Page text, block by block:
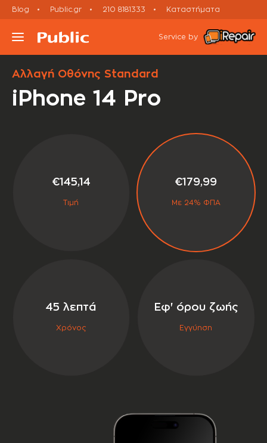
Blog Public.gr 210 8181333 Καταστήματα
Τι συσκευή έχεις;
Πορεία Επισκευής
Service by
smartphone Εκτός εγγύησης iPhone repairs
Αλλαγή Οθόνης Standard
iPhone 14 Pro
€145,14
Τιμή
€179,99
Με 24% ΦΠΑ
45 λεπτά
Χρόνος
Εφ' όρου ζωής
Εγγύηση